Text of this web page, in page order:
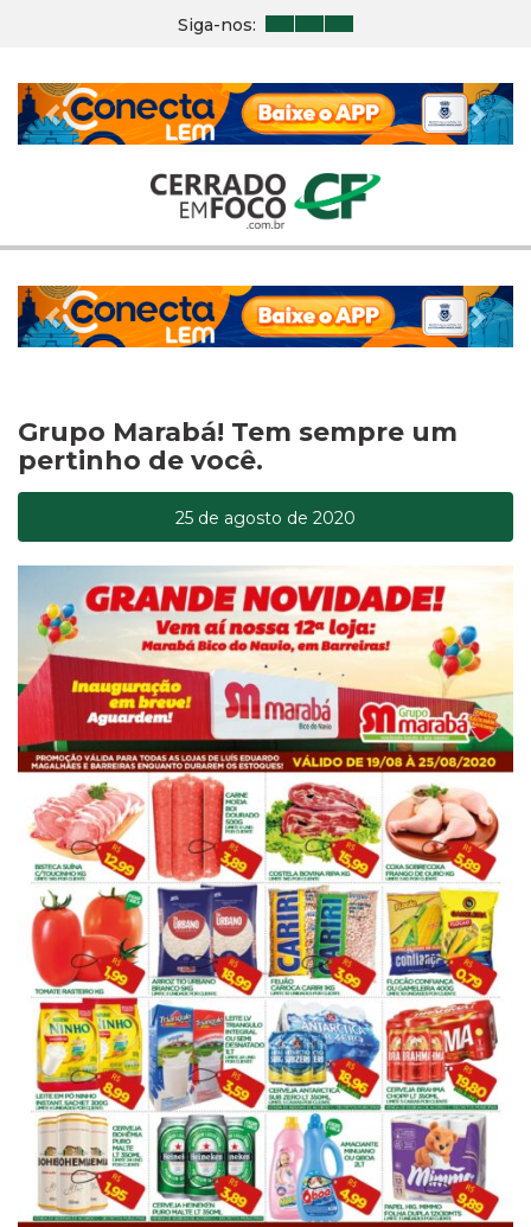
Siga-nos:
Previous Next
Previous Next
Grupo Marabá! Tem sempre um
pertinho de você.
25 de agosto de 2020